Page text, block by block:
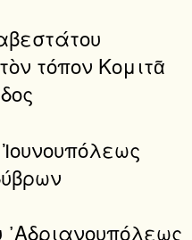
τόπον Κομιτᾶ